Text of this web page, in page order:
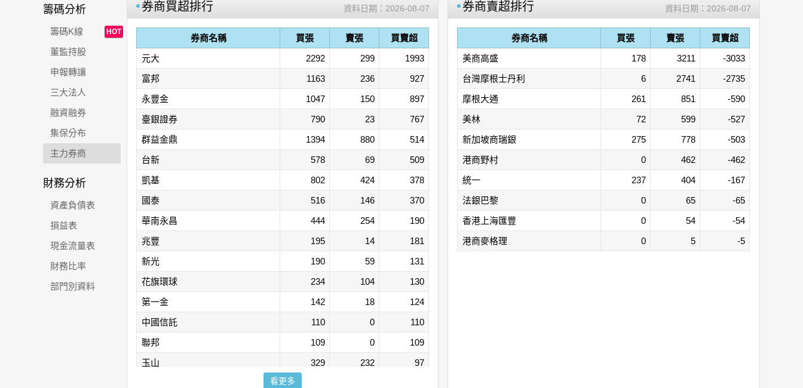
籌碼分析
籌碼K線 HOT
董監持股
申報轉讓
三大法人
融資融券
集保分布
主力券商
財務分析
資產負債表
損益表
現金流量表
財務比率
部門別資料
券商買超排行 資料日期：2026-08-07
券商名稱 買張 賣張
買賣超
元大
2292 299
1993
富邦
1163 236
927
永豐金
1047 150
897
臺銀證券
790 23
767
群益金鼎
1394 880
514
台新
578 69
509
凱基
802 424
378
國泰
516 146
370
華南永昌
444 254
190
兆豐
195 14
181
新光
190 59
131
花旗環球
234 104
130
第一金
142 18
124
中國信託
110 0
110
聯邦
109 0
109
玉山
329 232
97
看更多
券商賣超排行 資料日期： 2026-08-07
券商名稱 買張 賣張
買賣超
美商高盛
178 3211
-3033
台灣摩根士丹利
6 2741
-2735
摩根大通
261 851
-590
美林
72 599
-527
新加坡商瑞銀
275 778
-503
港商野村
0 462
-462
統一
237 404
-167
法銀巴黎
0 65
-65
香港上海匯豐
0 54
-54
港商麥格理
0 5 -5